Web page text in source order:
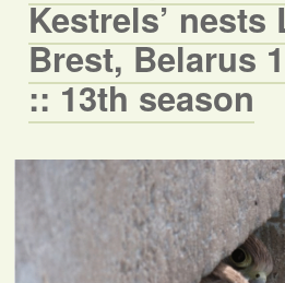
Kestrels’ nests
Brest, Belarus
:: 13th season